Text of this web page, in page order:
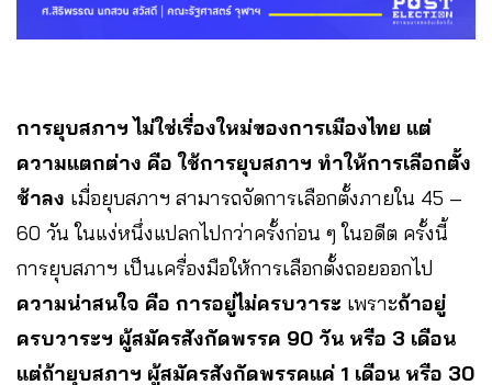
การยุบสภาฯ ไม่ใช่เรื่องใหม่ของการเมืองไทย แต่
ความแตกต่าง คือ ใช้การยุบสภาฯ ทำให้การเลือกตั้ง
ช้าลง เมื่อยุบสภาฯ สามารถจัดการเลือกตั้งภายใน 45 –
60 วัน ในแง่หนึ่งแปลกไปกว่าครั้งก่อน ๆ ในอดีต ครั้งนี้
การยุบสภาฯ เป็นเครื่องมือให้การเลือกตั้งถอยออกไป
ความน่าสนใจ คือ การอยู่ไม่ครบวาระ เพราะถ้าอยู่
ครบวาระฯ ผู้สมัครสังกัดพรรค 90 วัน หรือ 3 เดือน
แต่ถ้ายุบสภาฯ ผู้สมัครสังกัดพรรคแค่ 1 เดือน หรือ 30